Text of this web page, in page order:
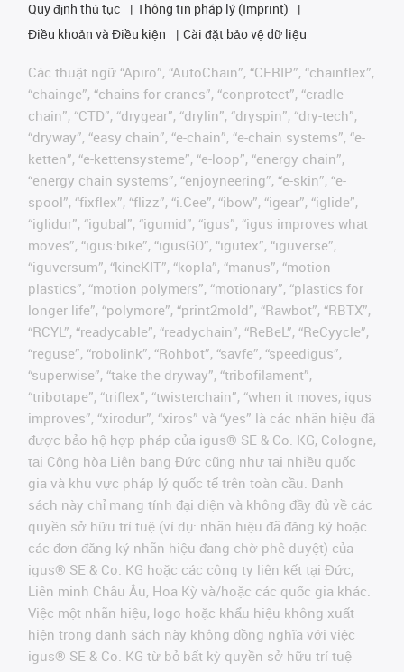
Quy định thủ tục
Thông tin pháp lý (Imprint)
Điều khoản và Điều kiện
Cài đặt bảo vệ dữ liệu
Các thuật ngữ “Apiro”, “AutoChain”, “CFRIP”, “chainflex”,
“chainge”, “chains for cranes”, “conprotect”, “cradle-
chain”, “CTD”, “drygear”, “drylin”, “dryspin”, “dry-tech”,
“dryway”, “easy chain”, “e-chain”, “e-chain systems”, “e-
ketten”, “e-kettensysteme”, “e-loop”, “energy chain”,
“energy chain systems”, “enjoyneering”, “e-skin”, “e-
spool”, “fixflex”, “flizz”, “i.Cee”, “ibow”, “igear”, “iglide”,
“iglidur”, “igubal”, “igumid”, “igus”, “igus improves what
moves”, “igus:bike”, “igusGO”, “igutex”, “iguverse”,
“iguversum”, “kineKIT”, “kopla”, “manus”, “motion
plastics”, “motion polymers”, “motionary”, “plastics for
longer life”, “polymore”, “print2mold”, “Rawbot”, “RBTX”,
“RCYL”, “readycable”, “readychain”, “ReBeL”, “ReCyycle”,
“reguse”, “robolink”, “Rohbot”, “savfe”, “speedigus”,
“superwise”, “take the dryway”, “tribofilament”,
“tribotape”, “triflex”, “twisterchain”, “when it moves, igus
improves”, “xirodur”, “xiros” và “yes” là các nhãn hiệu đã
được bảo hộ hợp pháp của igus® SE & Co. KG, Cologne,
tại Cộng hòa Liên bang Đức cũng như tại nhiều quốc
gia và khu vực pháp lý quốc tế trên toàn cầu. Danh
sách này chỉ mang tính đại diện và không đầy đủ về các
quyền sở hữu trí tuệ (ví dụ: nhãn hiệu đã đăng ký hoặc
các đơn đăng ký nhãn hiệu đang chờ phê duyệt) của
igus® SE & Co. KG hoặc các công ty liên kết tại Đức,
Liên minh Châu Âu, Hoa Kỳ và/hoặc các quốc gia khác.
Việc một nhãn hiệu, logo hoặc khẩu hiệu không xuất
hiện trong danh sách này không đồng nghĩa với việc
igus® SE & Co. KG từ bỏ bất kỳ quyền sở hữu trí tuệ